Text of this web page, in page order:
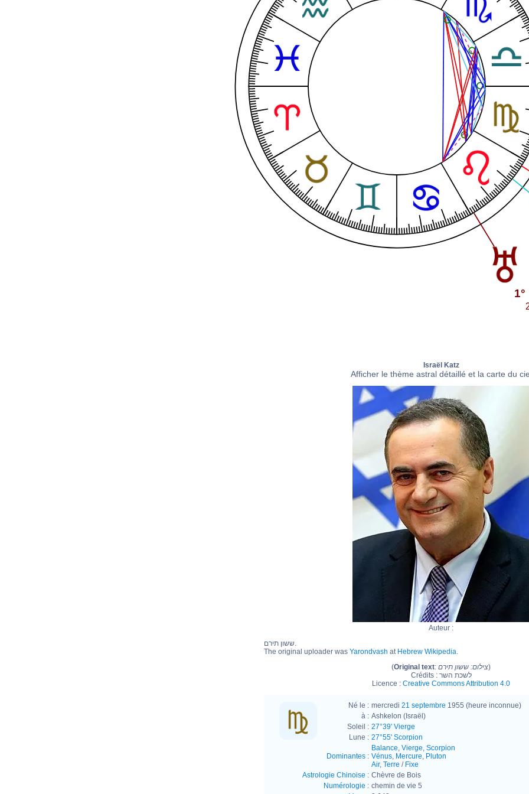
1°
Israël Katz
Afficher le thème astral détaillé et la carte du
Auteur :
ששון תירם.
The original uploader was Yarondvash at Hebrew Wikipedia.
(Original text: צילום: ששון תירם)
Crédits : לשכת השר
Licence : Creative Commons Attribution 4.0
Né le : mercredi 21 septembre 1955 (heure inconnue)
à : Ashkelon (Israël)
Soleil : 27°39' Vierge
Lune : 27°55' Scorpion
Dominantes :
Balance, Vierge, Scorpion
Vénus, Mercure, Pluton
Air, Terre / Fixe
Astrologie Chinoise : Chèvre de Bois
Numérologie : chemin de vie 5